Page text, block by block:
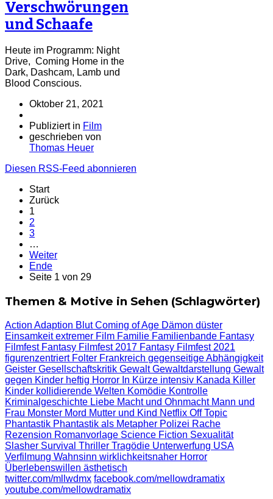
Verschwörungen
und Schaafe
Heute im Programm: Night
Drive, Coming Home in the
Dark, Dashcam, Lamb und
Blood Conscious.
Oktober 21, 2021
Publiziert in Film
geschrieben von
Thomas Heuer
Diesen RSS-Feed abonnieren
Start
Zurück
1
2
3
…
Weiter
Ende
Seite 1 von 29
Themen & Motive in Sehen (Schlagwörter)
Action Adaption BlutComing of Age Dämon düster
Einsamkeitextremer Film Familie Familienbande Fantasy
Filmfest Fantasy Filmfest 2017 Fantasy Filmfest 2021
figurenzentriert Folter Frankreich gegenseitige Abhängigkeit
Geister Gesellschaftskritik GewaltGewaltdarstellung Gewalt
gegen Kinder heftig Horror In Kürze intensiv Kanada Killer
Kinder kollidierende Welten Komödie Kontrolle
Kriminalgeschichte Liebe Macht und Ohnmacht Mann und
Frau Monster Mord Mutter und Kind Netflix Off Topic
Phantastik Phantastik als Metapher Polizei Rache
Rezension Romanvorlage Science Fiction Sexualität
Slasher Survival Thriller Tragödie Unterwerfung USA
Verfilmung Wahnsinn wirklichkeitsnaher Horror
Überlebenswillen ästhetisch
twitter.com/mllwdmx facebook.com/mellowdramatix
youtube.com/mellowdramatix